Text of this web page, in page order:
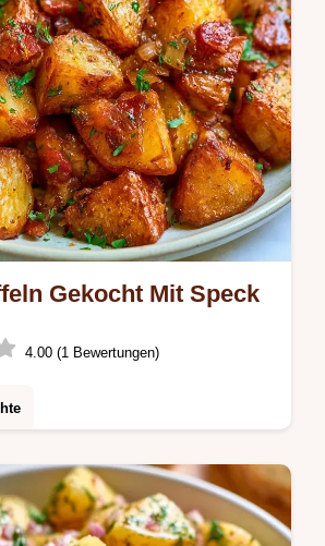
Gekocht Mit Speck
4.00 (1 Bewertungen)
der Zubereitung. Beste
aus gekochten Kartoffeln sind